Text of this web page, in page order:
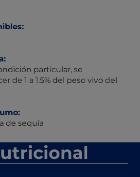
particular, se
de 1 a 1.5% del peso vivo del
de sequía